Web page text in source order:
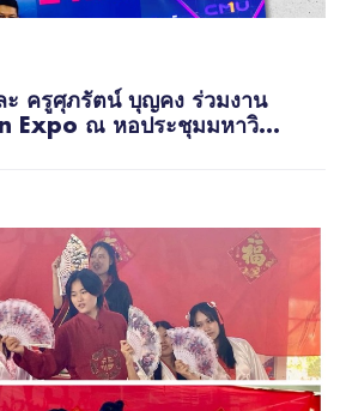
ะ ครูศุภรัตน์ บุญคง ร่วมงาน
Expo ณ หอประชุมมหาวิ...